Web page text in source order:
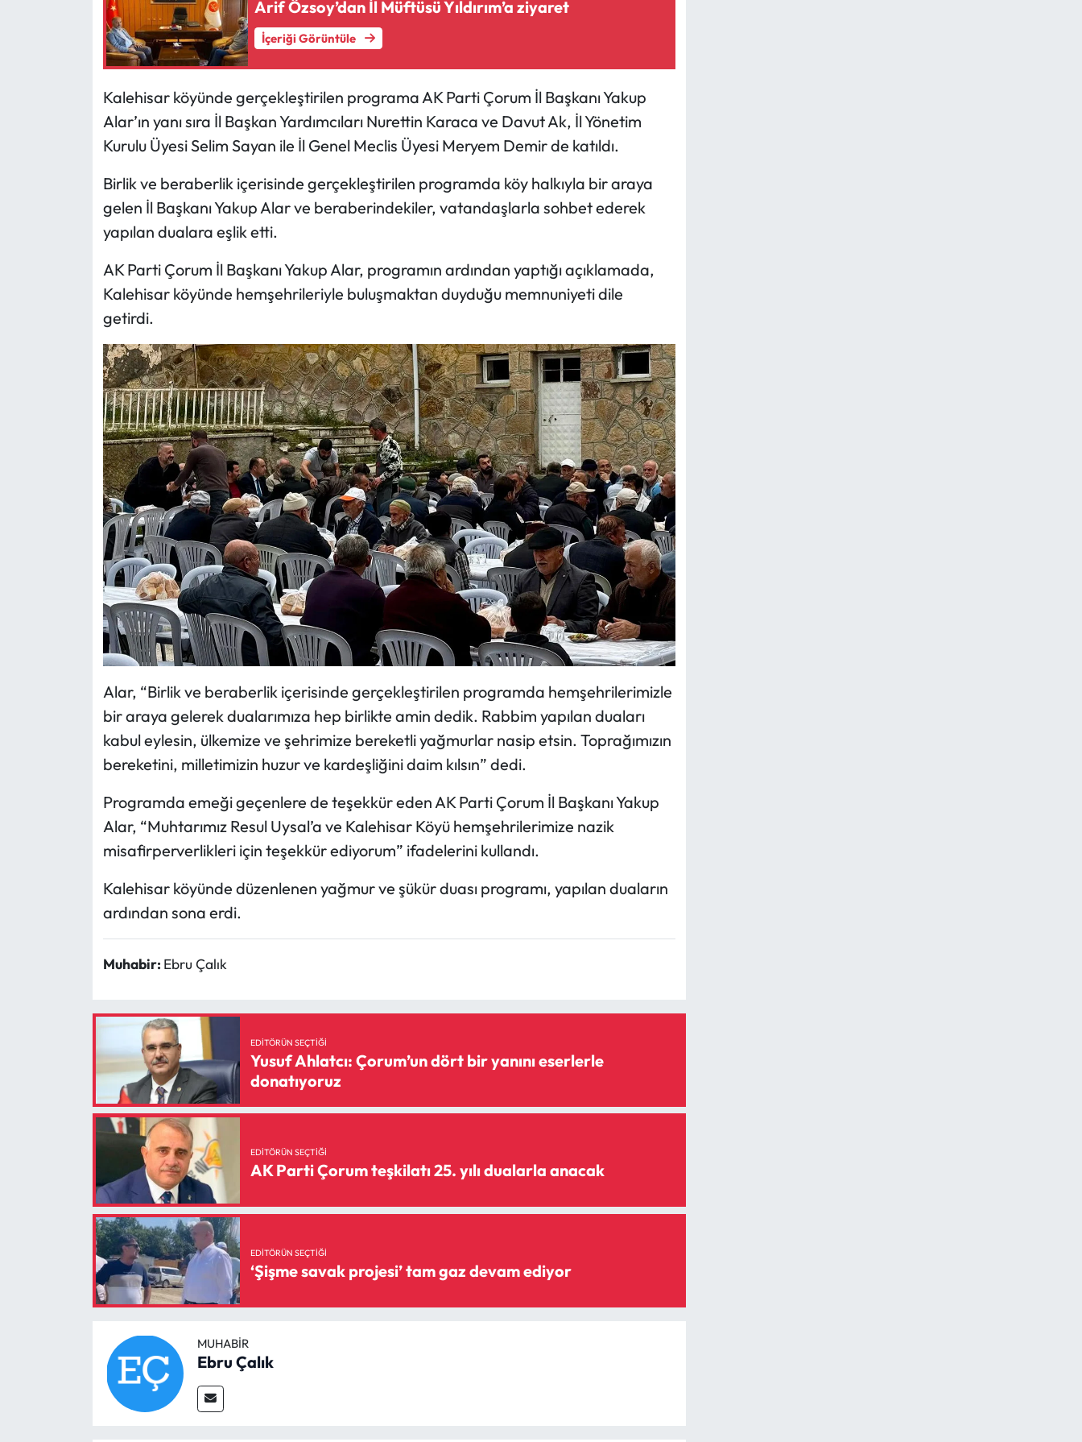
Arif Özsoy’dan İl Müftüsü Yıldırım’a ziyaret
İçeriği Görüntüle
Kalehisar köyünde gerçekleştirilen programa AK Parti Çorum İl Başkanı Yakup
Alar’ın yanı sıra İl Başkan Yardımcıları Nurettin Karaca ve Davut Ak, İl Yönetim
Kurulu Üyesi Selim Sayan ile İl Genel Meclis Üyesi Meryem Demir de katıldı.
Birlik ve beraberlik içerisinde gerçekleştirilen programda köy halkıyla bir araya
gelen İl Başkanı Yakup Alar ve beraberindekiler, vatandaşlarla sohbet ederek
yapılan dualara eşlik etti.
AK Parti Çorum İl Başkanı Yakup Alar, programın ardından yaptığı açıklamada,
Kalehisar köyünde hemşehrileriyle buluşmaktan duyduğu memnuniyeti dile
getirdi.
Alar, “Birlik ve beraberlik içerisinde gerçekleştirilen programda hemşehrilerimizle
bir araya gelerek dualarımıza hep birlikte amin dedik. Rabbim yapılan duaları
kabul eylesin, ülkemize ve şehrimize bereketli yağmurlar nasip etsin. Toprağımızın
bereketini, milletimizin huzur ve kardeşliğini daim kılsın” dedi.
Programda emeği geçenlere de teşekkür eden AK Parti Çorum İl Başkanı Yakup
Alar, “Muhtarımız Resul Uysal’a ve Kalehisar Köyü hemşehrilerimize nazik
misafirperverlikleri için teşekkür ediyorum” ifadelerini kullandı.
Kalehisar köyünde düzenlenen yağmur ve şükür duası programı, yapılan duaların
ardından sona erdi.
Muhabir: Ebru Çalık
EDITÖRÜN SEÇTIĞI
Yusuf Ahlatcı: Çorum’un dört bir yanını eserlerle
donatıyoruz
EDITÖRÜN SEÇTIĞI
AK Parti Çorum teşkilatı 25. yılı dualarla anacak
EDITÖRÜN SEÇTIĞI
‘Şişme savak projesi’ tam gaz devam ediyor
MUHABIR
Ebru Çalık
Mecitözü Haberleri
Ortaköy Haberleri
Otomotiv
Resmi İlan
Resmi Reklam
Sungurlu Haberleri
Uğurludağ Haberleri
Yayla Haber
Yemek Tarifleri
Yerel Haberler